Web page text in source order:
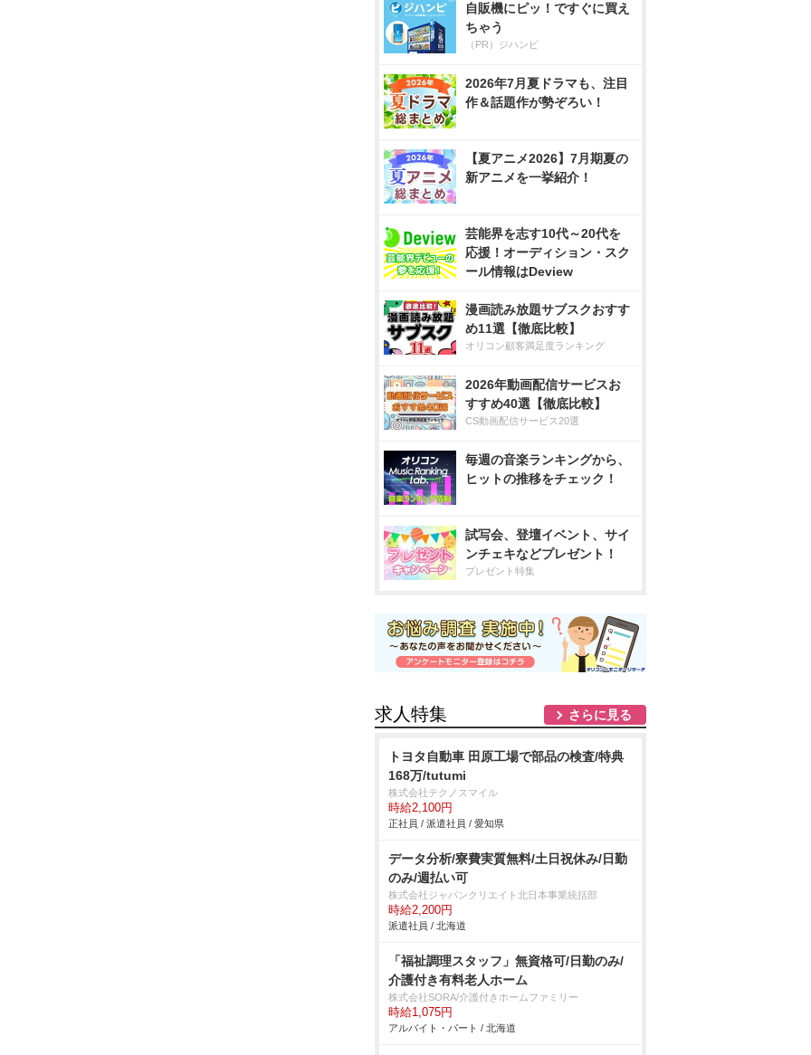
自販機にピッ！ですぐに買え
ちゃう
（PR）ジハンピ
2026年7月夏ドラマも、注目
作＆話題作が勢ぞろい！
【夏アニメ2026】7月期夏の
新アニメを一挙紹介！
芸能界を志す10代～20代を
応援！オーディション・スク
ール情報はDeview
漫画読み放題サブスクおすす
め11選【徹底比較】
オリコン顧客満足度ランキング
2026年動画配信サービスお
すすめ40選【徹底比較】
CS動画配信サービス20選
毎週の音楽ランキングから、
ヒットの推移をチェック！
試写会、登壇イベント、サイ
ンチェキなどプレゼント！
プレゼント特集
求人特集 さらに見る
トヨタ自動車 田原工場で部品の検査/特典
168万/tutumi
株式会社テクノスマイル
時給2,100円
正社員 / 派遣社員 / 愛知県
データ分析/寮費実質無料/土日祝休み/日勤
のみ/週払い可
株式会社ジャパンクリエイト北日本事業統括部
時給2,200円
派遣社員 / 北海道
「福祉調理スタッフ」無資格可/日勤のみ/
介護付き有料老人ホーム
株式会社SORA/介護付きホームファミリー
時給1,075円
アルバイト・パート / 北海道